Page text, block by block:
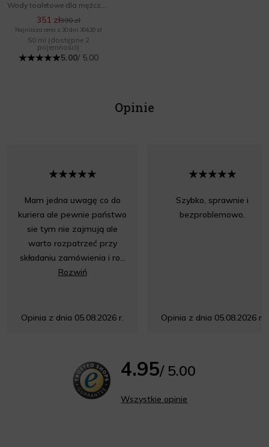
351 zł390 zł
Najniższa cena z 30 dni: 304,20 zł
50 ml (dostępne 2
pojemności)
5.00/ 5.00
Opinie
Mam jedna uwagę co do
kuriera ale pewnie państwo
sie tym nie zajmują ale
warto rozpatrzeć przy
składaniu zamówienia i ro...
Rozwiń
Opinia z dnia 05.08.2026 r.
Szybko, sprawnie i
bezproblemowo.
Opinia z dnia 05.08.2026 r.
4.95/ 5.00
Wszystkie opinie